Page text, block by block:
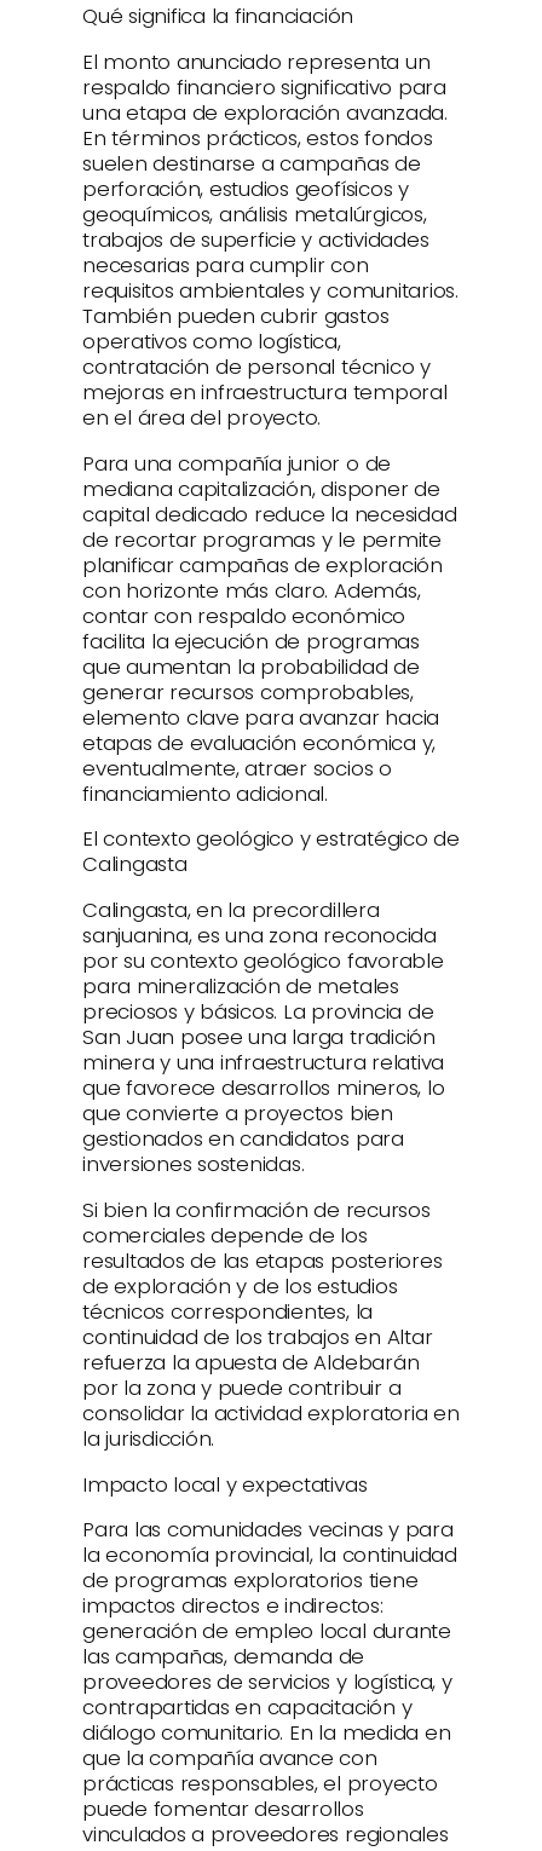
Qué significa la financiación
El monto anunciado representa un
respaldo financiero significativo para
una etapa de exploración avanzada.
En términos prácticos, estos fondos
suelen destinarse a campañas de
perforación, estudios geofísicos y
geoquímicos, análisis metalúrgicos,
trabajos de superficie y actividades
necesarias para cumplir con
requisitos ambientales y comunitarios.
También pueden cubrir gastos
operativos como logística,
contratación de personal técnico y
mejoras en infraestructura temporal
en el área del proyecto.
Para una compañía junior o de
mediana capitalización, disponer de
capital dedicado reduce la necesidad
de recortar programas y le permite
planificar campañas de exploración
con horizonte más claro. Además,
contar con respaldo económico
facilita la ejecución de programas
que aumentan la probabilidad de
generar recursos comprobables,
elemento clave para avanzar hacia
etapas de evaluación económica y,
eventualmente, atraer socios o
financiamiento adicional.
El contexto geológico y estratégico de
Calingasta
Calingasta, en la precordillera
sanjuanina, es una zona reconocida
por su contexto geológico favorable
para mineralización de metales
preciosos y básicos. La provincia de
San Juan posee una larga tradición
minera y una infraestructura relativa
que favorece desarrollos mineros, lo
que convierte a proyectos bien
gestionados en candidatos para
inversiones sostenidas.
Si bien la confirmación de recursos
comerciales depende de los
resultados de las etapas posteriores
de exploración y de los estudios
técnicos correspondientes, la
continuidad de los trabajos en Altar
refuerza la apuesta de Aldebarán
por la zona y puede contribuir a
consolidar la actividad exploratoria en
la jurisdicción.
Impacto local y expectativas
Para las comunidades vecinas y para
la economía provincial, la continuidad
de programas exploratorios tiene
impactos directos e indirectos:
generación de empleo local durante
las campañas, demanda de
proveedores de servicios y logística, y
contrapartidas en capacitación y
diálogo comunitario. En la medida en
que la compañía avance con
prácticas responsables, el proyecto
puede fomentar desarrollos
vinculados a proveedores regionales